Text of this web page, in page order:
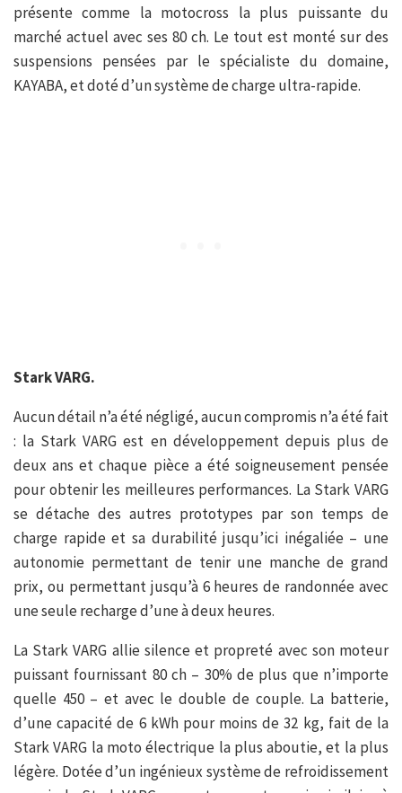
présente comme la motocross la plus puissante du
marché actuel avec ses 80 ch. Le tout est monté sur des
suspensions pensées par le spécialiste du domaine,
KAYABA, et doté d’un système de charge ultra-rapide.
Stark VARG.
Aucun détail n’a été négligé, aucun compromis n’a été fait
: la Stark VARG est en développement depuis plus de
deux ans et chaque pièce a été soigneusement pensée
pour obtenir les meilleures performances. La Stark VARG
se détache des autres prototypes par son temps de
charge rapide et sa durabilité jusqu’ici inégaliée – une
autonomie permettant de tenir une manche de grand
prix, ou permettant jusqu’à 6 heures de randonnée avec
une seule recharge d’une à deux heures.
La Stark VARG allie silence et propreté avec son moteur
puissant fournissant 80 ch – 30% de plus que n’importe
quelle 450 – et avec le double de couple. La batterie,
d’une capacité de 6 kWh pour moins de 32 kg, fait de la
Stark VARG la moto électrique la plus aboutie, et la plus
légère. Dotée d’un ingénieux système de refroidissement